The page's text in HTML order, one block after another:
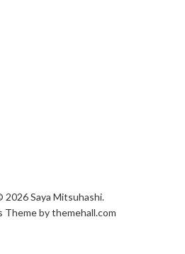
Saya Mitsuhashi.
Theme by themehall.com